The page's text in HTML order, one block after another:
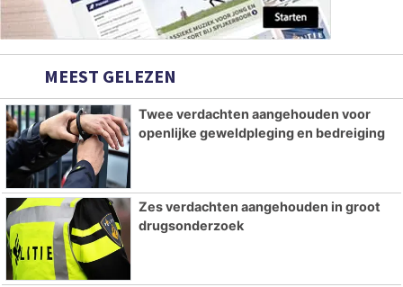
MEEST GELEZEN
Twee verdachten aangehouden voor
openlijke geweldpleging en bedreiging
Zes verdachten aangehouden in groot
drugsonderzoek